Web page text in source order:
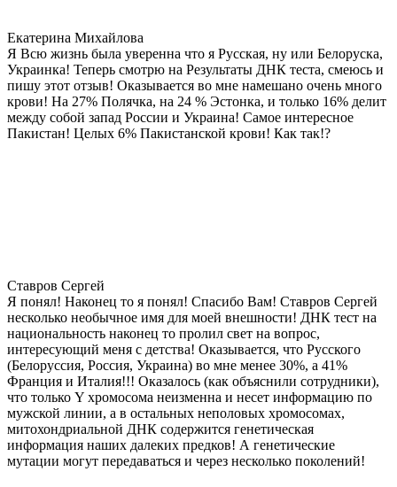
Екатерина Михайлова
Я Всю жизнь была уверенна что я Русская, ну или Белоруска,
Украинка! Теперь смотрю на Результаты ДНК теста, смеюсь и
пишу этот отзыв! Оказывается во мне намешано очень много
крови! На 27% Полячка, на 24 % Эстонка, и только 16% делит
между собой запад России и Украина! Самое интересное
Пакистан! Целых 6% Пакистанской крови! Как так!?
Ставров Сергей
Я понял! Наконец то я понял! Спасибо Вам! Ставров Сергей
несколько необычное имя для моей внешности! ДНК тест на
национальность наконец то пролил свет на вопрос,
интересующий меня с детства! Оказывается, что Русского
(Белоруссия, Россия, Украина) во мне менее 30%, а 41%
Франция и Италия!!! Оказалось (как объяснили сотрудники),
что только Y хромосома неизменна и несет информацию по
мужской линии, а в остальных неполовых хромосомах,
митохондриальной ДНК содержится генетическая
информация наших далеких предков! А генетические
мутации могут передаваться и через несколько поколений!